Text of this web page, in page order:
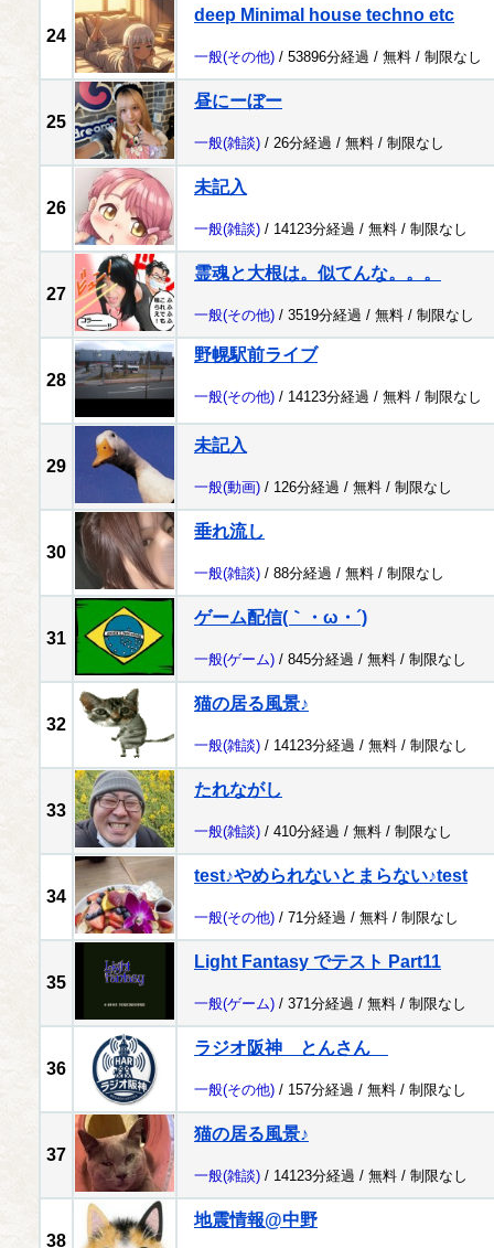
24
deep Minimal house techno etc
一般(その他) / 53896分経過 / 無料 / 制限なし
25
昼にーぼー
一般(雑談) / 26分経過 / 無料 / 制限なし
26
未記入
一般(雑談) / 14123分経過 / 無料 / 制限なし
27
霊魂と大根は。似てんな。。。
一般(その他) / 3519分経過 / 無料 / 制限なし
28
野幌駅前ライブ
一般(その他) / 14123分経過 / 無料 / 制限なし
29
未記入
一般(動画) / 126分経過 / 無料 / 制限なし
30
垂れ流し
一般(雑談) / 88分経過 / 無料 / 制限なし
31
ゲーム配信(｀・ω・´)
一般(ゲーム) / 845分経過 / 無料 / 制限なし
32
猫の居る風景♪
一般(雑談) / 14123分経過 / 無料 / 制限なし
33
たれながし
一般(雑談) / 410分経過 / 無料 / 制限なし
34
test♪やめられないとまらない♪test
一般(その他) / 71分経過 / 無料 / 制限なし
35
Light Fantasy でテスト Part11
一般(ゲーム) / 371分経過 / 無料 / 制限なし
36
ラジオ阪神 とんさん
一般(その他) / 157分経過 / 無料 / 制限なし
37
猫の居る風景♪
一般(雑談) / 14123分経過 / 無料 / 制限なし
38
地震情報@中野